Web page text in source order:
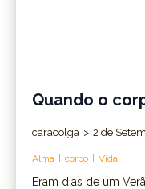
Quando o
caracolga 2 de
Alma corpo Vida
Eram dias de um